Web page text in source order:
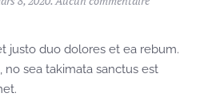
justo duo dolores et ea rebum.
sea takimata sanctus est